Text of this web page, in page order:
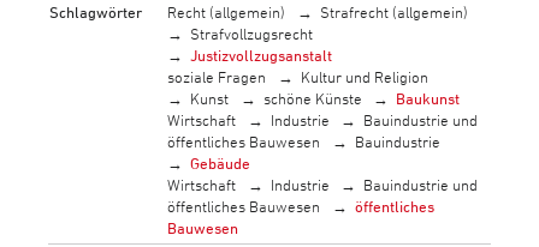
Schlagwörter
Recht (allgemein)
Strafrecht (allgemein)
Strafvollzugsrecht
Justizvollzugsanstalt
soziale Fragen
Kultur und Religion
Kunst
schöne Künste
Baukunst
Wirtschaft
Industrie
Bauindustrie und
öffentliches Bauwesen
Bauindustrie
Gebäude
Wirtschaft
Industrie
Bauindustrie und
öffentliches Bauwesen
öffentliches
Bauwesen